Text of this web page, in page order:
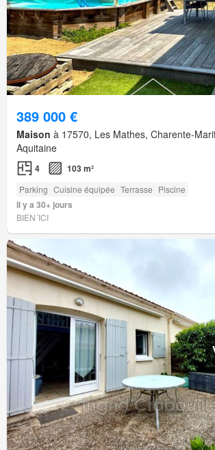
389 000 €
Maison à 17570, Les Mathes, Charente-
Aquitaine
4 103 m²
Parking Cuisine équipée Terrasse Piscine
Il y a 30+ jours
BIEN´ICI